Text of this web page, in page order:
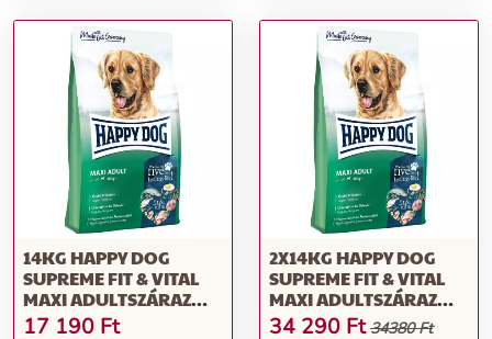
14KG HAPPY DOG
SUPREME FIT & VITAL
MAXI ADULTSZÁRAZ
KUTYATÁP
17 190 Ft
2X14KG HAPPY DOG
SUPREME FIT & VITAL
MAXI ADULTSZÁRAZ
KUTYATÁP
34 290 Ft 34380 Ft